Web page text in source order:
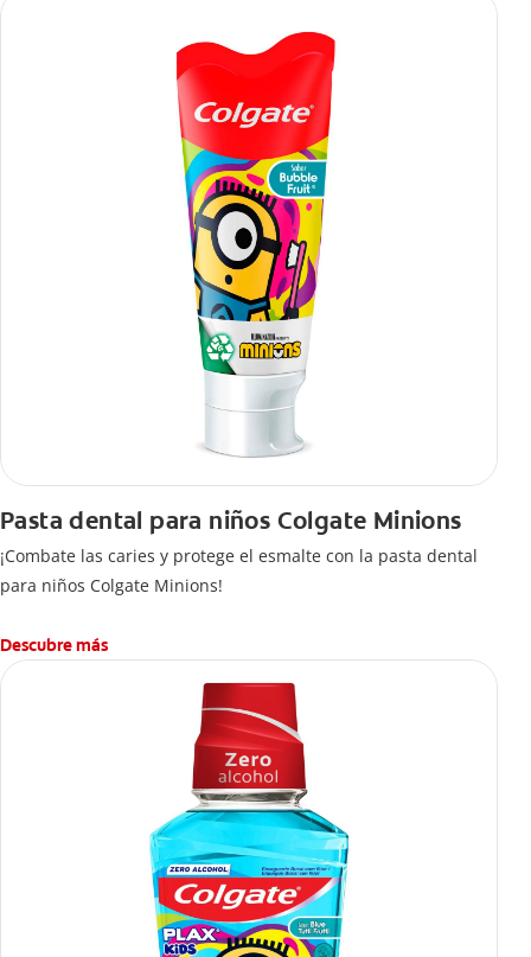
Pasta dental para niños Colgate Minions
¡Combate las caries y protege el esmalte con la pasta dental
para niños Colgate Minions!
Descubre más